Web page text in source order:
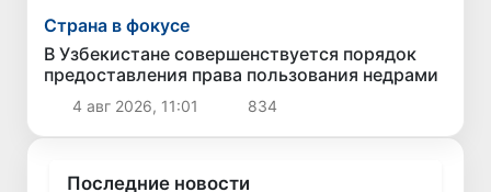
Страна в фокусе
В Узбекистане совершенствуется порядок
предоставления права пользования недрами
4 авг 2026, 11:01 834
Последние новости